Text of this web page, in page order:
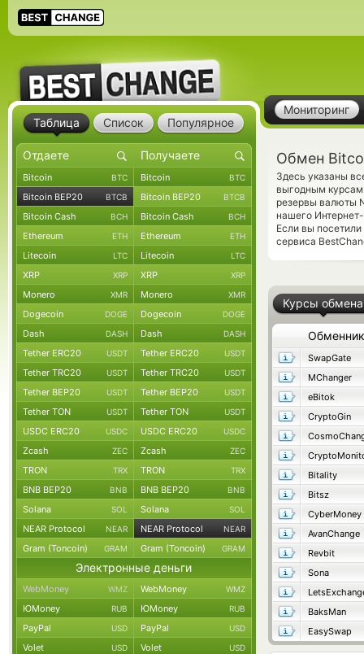
Мониторинг
Обмен
Здесь указаны
выгодным курсам
резервы валюты
нашего
Если вы
сервиса
Курсы обмена
Обменник
SwapGate
MChanger
eBitok
CryptoGin
Bitality
Bitsz
CyberMoney
AvanChange
Revbit
Sona
BaksMan
EasySwap
Таблица Список Популярное
Bitcoin BTC Bitcoin BTC
Bitcoin BEP20 BTCB Bitcoin BEP20 BTCB
Bitcoin Cash BCH Bitcoin Cash BCH
Ethereum ETH Ethereum ETH
Litecoin LTC Litecoin LTC
XRP XRP XRP XRP
Monero XMR Monero XMR
Dogecoin DOGE Dogecoin DOGE
Dash DASH Dash DASH
Tether ERC20 USDT Tether ERC20 USDT
Tether TRC20 USDT Tether TRC20 USDT
Tether BEP20 USDT Tether BEP20 USDT
Tether TON USDT Tether TON USDT
USDC ERC20 USDC USDC ERC20 USDC
Zcash ZEC Zcash ZEC
TRON TRX TRON TRX
BNB BEP20 BNB BNB BEP20 BNB
Solana SOL Solana SOL
NEAR Protocol NEAR NEAR Protocol NEAR
Gram (Toncoin) GRAM Gram (Toncoin) GRAM
Электронные деньги
WebMoney WMZ WebMoney WMZ
ЮMoney RUB ЮMoney RUB
PayPal USD PayPal USD
Volet USD Volet USD